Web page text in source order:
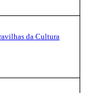
da Cultura